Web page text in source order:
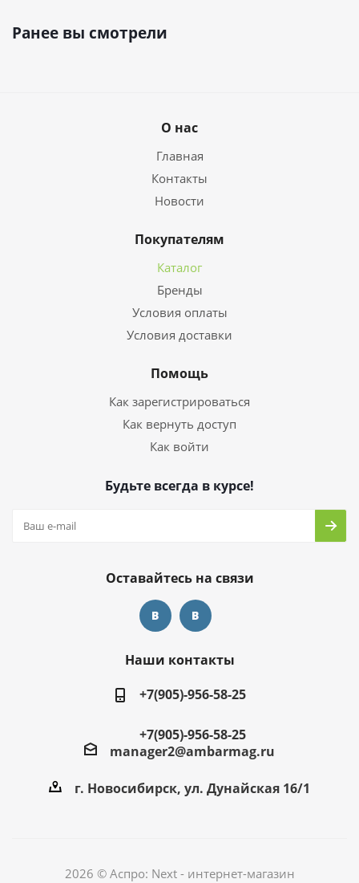
Ранее вы смотрели
О нас
Главная
Контакты
Новости
Покупателям
Каталог
Бренды
Условия оплаты
Условия доставки
Помощь
Как зарегистрироваться
Как вернуть доступ
Как войти
Будьте всегда в курсе!
Оставайтесь на связи
Наши контакты
+7(905)-956-58-25
+7(905)-956-58-25
manager2@ambarmag.ru
г. Новосибирск, ул. Дунайская 16/1
2026 © Аспро: Next - интернет-магазин